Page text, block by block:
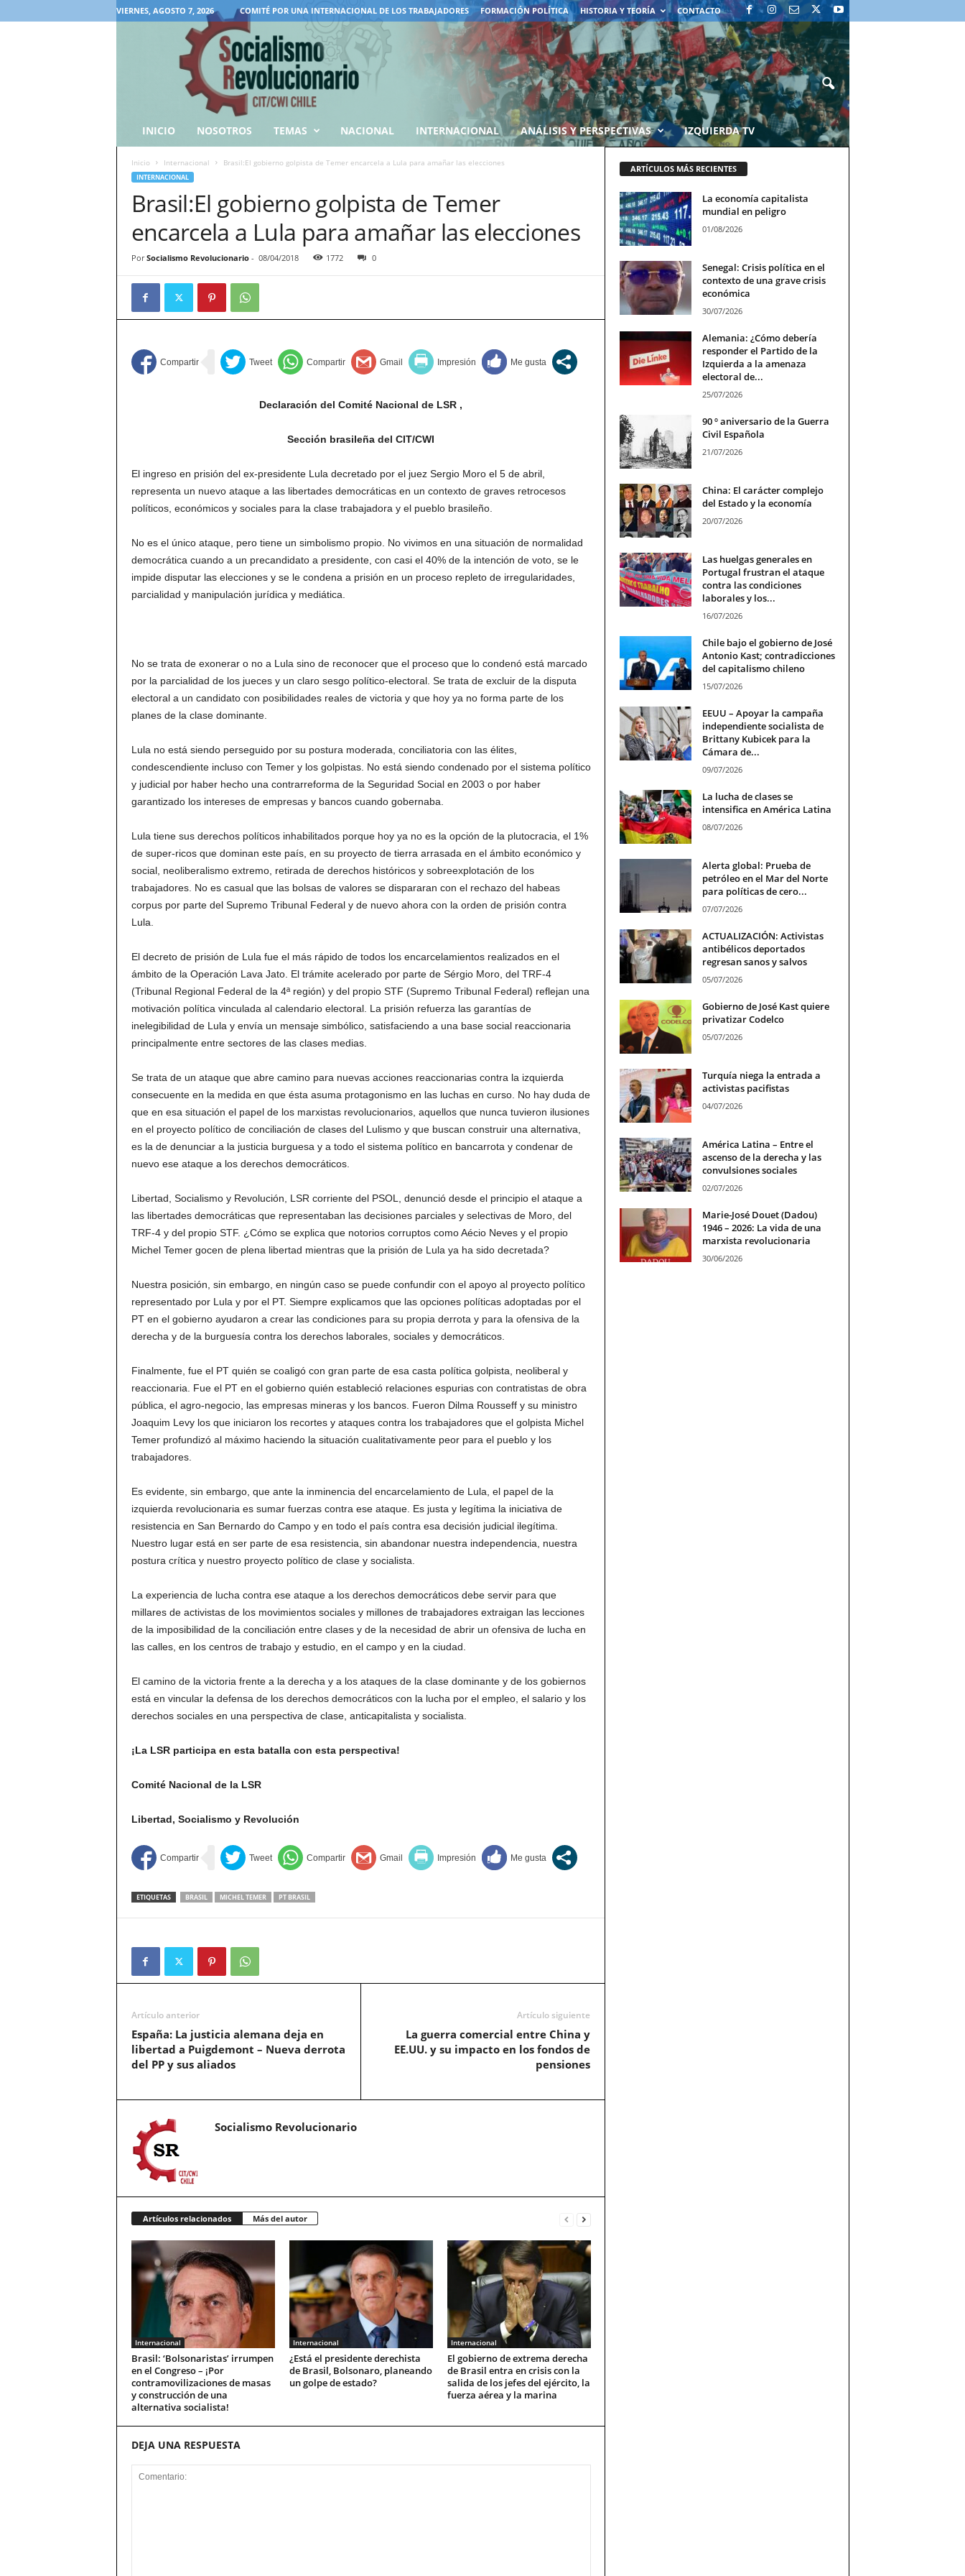
VIERNES, AGOSTO 7, 2026 COMITÉ POR UNA INTERNACIONAL DE LOS TRABAJADORES FORMACIÓN POLÍTICA HISTORIA Y TEORÍA CONTACTO
INICIO NOSOTROS TEMAS NACIONAL INTERNACIONAL ANÁLISIS Y PERSPECTIVAS IZQUIERDA TV
Inicio Internacional Brasil:El gobierno golpista de Temer encarcela a Lula para amañar las elecciones
INTERNACIONAL
Brasil:El gobierno golpista de Temer
encarcela a Lula para amañar las elecciones
Por Socialismo Revolucionario- 08/04/2018 1772 0
Declaración del Comité Nacional de LSR ,
Sección brasileña del CIT/CWI
El ingreso en prisión del ex-presidente Lula decretado por el juez Sergio Moro el 5 de abril,
representa un nuevo ataque a las libertades democráticas en un contexto de graves retrocesos
políticos, económicos y sociales para la clase trabajadora y el pueblo brasileño.
No es el único ataque, pero tiene un simbolismo propio. No vivimos en una situación de normalidad
democrática cuando a un precandidato a presidente, con casi el 40% de la intención de voto, se le
impide disputar las elecciones y se le condena a prisión en un proceso repleto de irregularidades,
parcialidad y manipulación jurídica y mediática.
No se trata de exonerar o no a Lula sino de reconocer que el proceso que lo condenó está marcado
por la parcialidad de los jueces y un claro sesgo político-electoral. Se trata de excluir de la disputa
electoral a un candidato con posibilidades reales de victoria y que hoy ya no forma parte de los
planes de la clase dominante.
Lula no está siendo perseguido por su postura moderada, conciliatoria con las élites,
condescendiente incluso con Temer y los golpistas. No está siendo condenado por el sistema político
y judicial por haber hecho una contrarreforma de la Seguridad Social en 2003 o por haber
garantizado los intereses de empresas y bancos cuando gobernaba.
Lula tiene sus derechos políticos inhabilitados porque hoy ya no es la opción de la plutocracia, el 1%
de super-ricos que dominan este país, en su proyecto de tierra arrasada en el ámbito económico y
social, neoliberalismo extremo, retirada de derechos históricos y sobreexplotación de los
trabajadores. No es casual que las bolsas de valores se dispararan con el rechazo del habeas
corpus por parte del Supremo Tribunal Federal y de nuevo ahora con la orden de prisión contra
Lula.
El decreto de prisión de Lula fue el más rápido de todos los encarcelamientos realizados en el
ámbito de la Operación Lava Jato. El trámite acelerado por parte de Sérgio Moro, del TRF-4
(Tribunal Regional Federal de la 4ª región) y del propio STF (Supremo Tribunal Federal) reflejan una
motivación política vinculada al calendario electoral. La prisión refuerza las garantías de
inelegibilidad de Lula y envía un mensaje simbólico, satisfaciendo a una base social reaccionaria
principalmente entre sectores de las clases medias.
Se trata de un ataque que abre camino para nuevas acciones reaccionarias contra la izquierda
consecuente en la medida en que ésta asuma protagonismo en las luchas en curso. No hay duda de
que en esa situación el papel de los marxistas revolucionarios, aquellos que nunca tuvieron ilusiones
en el proyecto político de conciliación de clases del Lulismo y que buscan construir una alternativa,
es la de denunciar a la justicia burguesa y a todo el sistema político en bancarrota y condenar de
nuevo ese ataque a los derechos democráticos.
Libertad, Socialismo y Revolución, LSR corriente del PSOL, denunció desde el principio el ataque a
las libertades democráticas que representaban las decisiones parciales y selectivas de Moro, del
TRF-4 y del propio STF. ¿Cómo se explica que notorios corruptos como Aécio Neves y el propio
Michel Temer gocen de plena libertad mientras que la prisión de Lula ya ha sido decretada?
Nuestra posición, sin embargo, en ningún caso se puede confundir con el apoyo al proyecto político
representado por Lula y por el PT. Siempre explicamos que las opciones políticas adoptadas por el
PT en el gobierno ayudaron a crear las condiciones para su propia derrota y para la ofensiva de la
derecha y de la burguesía contra los derechos laborales, sociales y democráticos.
Finalmente, fue el PT quién se coaligó con gran parte de esa casta política golpista, neoliberal y
reaccionaria. Fue el PT en el gobierno quién estableció relaciones espurias con contratistas de obra
pública, el agro-negocio, las empresas mineras y los bancos. Fueron Dilma Rousseff y su ministro
Joaquim Levy los que iniciaron los recortes y ataques contra los trabajadores que el golpista Michel
Temer profundizó al máximo haciendo la situación cualitativamente peor para el pueblo y los
trabajadores.
Es evidente, sin embargo, que ante la inminencia del encarcelamiento de Lula, el papel de la
izquierda revolucionaria es sumar fuerzas contra ese ataque. Es justa y legítima la iniciativa de
resistencia en San Bernardo do Campo y en todo el país contra esa decisión judicial ilegítima.
Nuestro lugar está en ser parte de esa resistencia, sin abandonar nuestra independencia, nuestra
postura crítica y nuestro proyecto político de clase y socialista.
La experiencia de lucha contra ese ataque a los derechos democráticos debe servir para que
millares de activistas de los movimientos sociales y millones de trabajadores extraigan las lecciones
de la imposibilidad de la conciliación entre clases y de la necesidad de abrir un ofensiva de lucha en
las calles, en los centros de trabajo y estudio, en el campo y en la ciudad.
El camino de la victoria frente a la derecha y a los ataques de la clase dominante y de los gobiernos
está en vincular la defensa de los derechos democráticos con la lucha por el empleo, el salario y los
derechos sociales en una perspectiva de clase, anticapitalista y socialista.
¡La LSR participa en esta batalla con esta perspectiva!
Comité Nacional de la LSR
Libertad, Socialismo y Revolución
ETIQUETAS BRASIL MICHEL TEMER PT BRASIL
Artículo anterior
España: La justicia alemana deja en
libertad a Puigdemont – Nueva derrota
del PP y sus aliados
Artículo siguiente
La guerra comercial entre China y
EE.UU. y su impacto en los fondos de
pensiones
Socialismo Revolucionario
Artículos relacionados Más del autor
Internacional
Brasil: ‘Bolsonaristas’ irrumpen
en el Congreso – ¡Por
contramovilizaciones de masas
y construcción de una
alternativa socialista!
Internacional
¿Está el presidente derechista
de Brasil, Bolsonaro, planeando
un golpe de estado?
Internacional
El gobierno de extrema derecha
de Brasil entra en crisis con la
salida de los jefes del ejército, la
fuerza aérea y la marina
DEJA UNA RESPUESTA
ARTÍCULOS MÁS RECIENTES
La economía capitalista
mundial en peligro
01/08/2026
Senegal: Crisis política en el
contexto de una grave crisis
económica
30/07/2026
Alemania: ¿Cómo debería
responder el Partido de la
Izquierda a la amenaza
electoral de...
25/07/2026
90 º aniversario de la Guerra
Civil Española
21/07/2026
China: El carácter complejo
del Estado y la economía
20/07/2026
Las huelgas generales en
Portugal frustran el ataque
contra las condiciones
laborales y los...
16/07/2026
Chile bajo el gobierno de José
Antonio Kast; contradicciones
del capitalismo chileno
15/07/2026
EEUU – Apoyar la campaña
independiente socialista de
Brittany Kubicek para la
Cámara de...
09/07/2026
La lucha de clases se
intensifica en América Latina
08/07/2026
Alerta global: Prueba de
petróleo en el Mar del Norte
para políticas de cero...
07/07/2026
ACTUALIZACIÓN: Activistas
antibélicos deportados
regresan sanos y salvos
05/07/2026
Gobierno de José Kast quiere
privatizar Codelco
05/07/2026
Turquía niega la entrada a
activistas pacifistas
04/07/2026
América Latina – Entre el
ascenso de la derecha y las
convulsiones sociales
02/07/2026
Marie-José Douet (Dadou)
1946 – 2026: La vida de una
marxista revolucionaria
30/06/2026